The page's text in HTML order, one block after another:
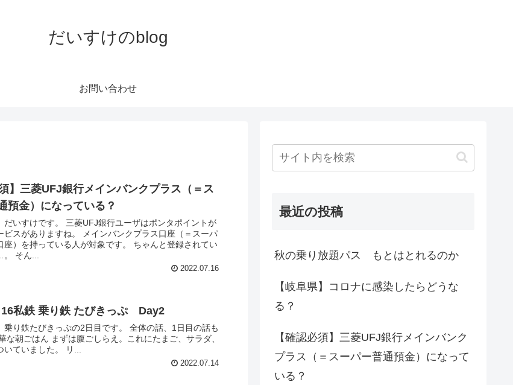
だいすけのblog
お問い合わせ
須】三菱UFJ銀行メインバンクプラス（＝ス
預金）になっている？
だいすけです。 三菱UFJ銀行ユーザはポンタポイントが
ビスがありますね。 メインバンクプラス口座（＝スーパ
座）を持っている人が対象です。 ちゃんと登録されてい
そん...
2022.07.16
私鉄 乗り鉄 たびきっぷ Day2
乗り鉄たびきっぷの2日目です。 全体の話、1日目の話も
な朝ごはん まずは腹ごしらえ。これにたまご、サラダ、
いていました。 リ...
2022.07.14
最近の投稿
秋の乗り放題パス もとはとれるのか
【岐阜県】コロナに感染したらどうな
る？
【確認必須】三菱UFJ銀行メインバンク
プラス（＝スーパー普通預金）になって
いる？